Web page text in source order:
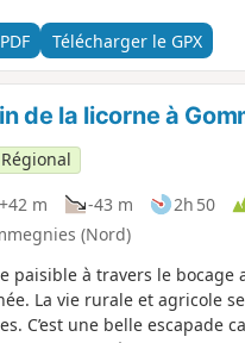
Télécharger le GPX
de la licorne à
+42 m -43 m 2h 50
(Nord)
paisible à travers le
La vie rurale et agricole
C’est une belle escapade